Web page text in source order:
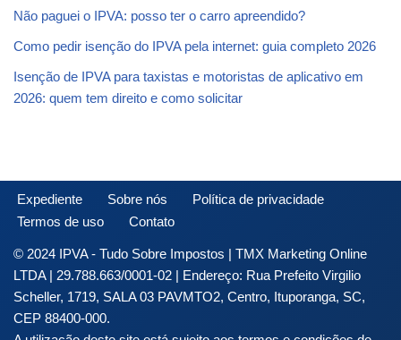
Não paguei o IPVA: posso ter o carro apreendido?
Como pedir isenção do IPVA pela internet: guia completo 2026
Isenção de IPVA para taxistas e motoristas de aplicativo em
2026: quem tem direito e como solicitar
Expediente Sobre nós
Política de privacidade
Termos de uso
Contato
© 2024 IPVA - Tudo Sobre Impostos | TMX Marketing Online
LTDA | 29.788.663/0001-02 | Endereço: Rua Prefeito Virgilio
Scheller, 1719, SALA 03 PAVMTO2, Centro, Ituporanga, SC,
CEP 88400-000.